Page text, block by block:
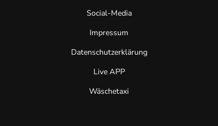
Social-Media
Impressum
Datenschutzerklärung
Live APP
Wäschetaxi